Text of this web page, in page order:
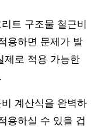
트 구조물 철근비
용하면 문제가 발
제로 적용 가능한
계산식을 완벽하
용하실 수 있을 겁